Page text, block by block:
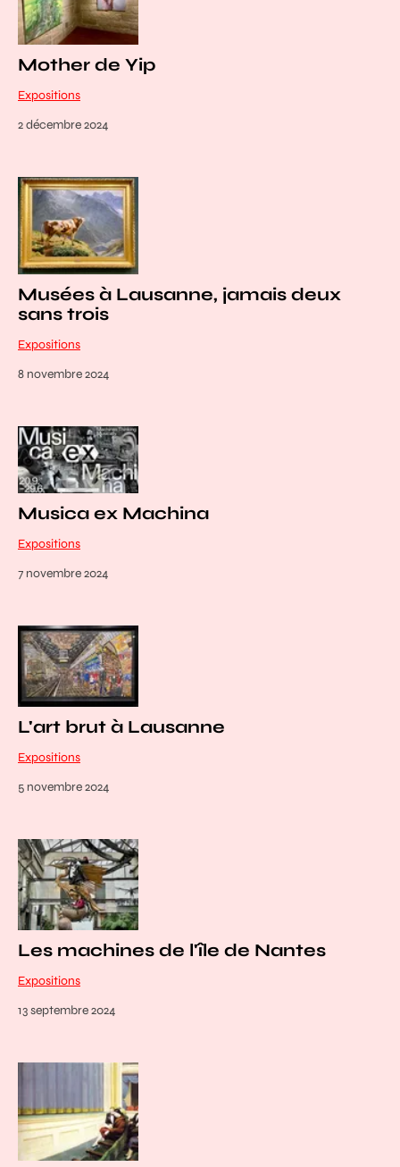
Mother de Yip
Expositions
2 décembre 2024
Musées à Lausanne, jamais deux
sans trois
Expositions
8 novembre 2024
Musica ex Machina
Expositions
7 novembre 2024
L'art brut à Lausanne
Expositions
5 novembre 2024
Les machines de l'île de Nantes
Expositions
13 septembre 2024